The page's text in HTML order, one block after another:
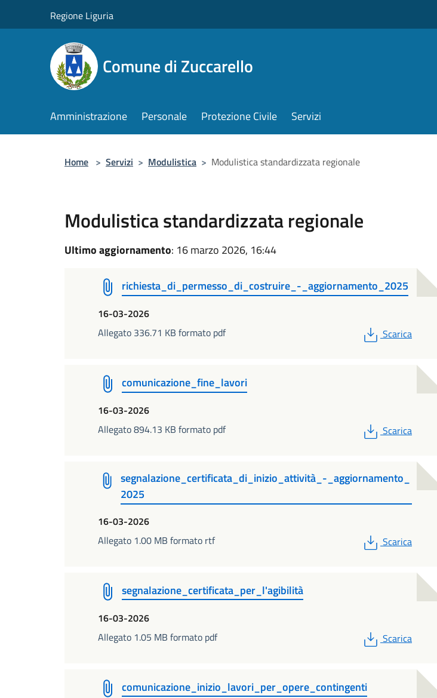
Regione Liguria
Comune di Zuccarello
Amministrazione Personale Protezione Civile Servizi
Home > Servizi > Modulistica > Modulistica standardizzata regionale
Modulistica standardizzata regionale
Ultimo aggiornamento: 16 marzo 2026, 16:44
richiesta_di_permesso_di_costruire_-_aggiornamento_2025
16-03-2026
Allegato 336.71 KB formato pdf
PDF
Scarica
comunicazione_fine_lavori
16-03-2026
Allegato 894.13 KB formato pdf
PDF
Scarica
segnalazione_certificata_di_inizio_attività_-_aggiornamento_
2025
16-03-2026
Allegato 1.00 MB formato rtf
PDF
Scarica
segnalazione_certificata_per_l'agibilità
16-03-2026
Allegato 1.05 MB formato pdf
PDF
Scarica
comunicazione_inizio_lavori_per_opere_contingenti